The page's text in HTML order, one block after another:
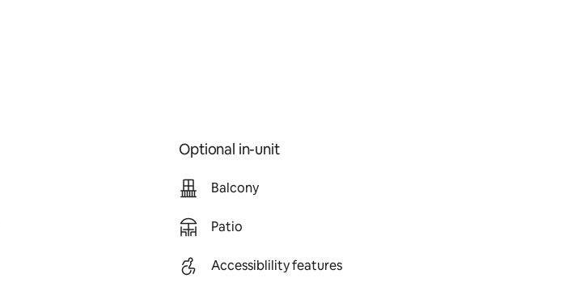
Optional in-unit
Balcony
Patio
Accessiblility features